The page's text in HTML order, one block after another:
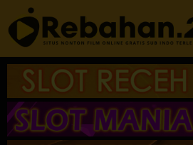
Loncat
ke
konten